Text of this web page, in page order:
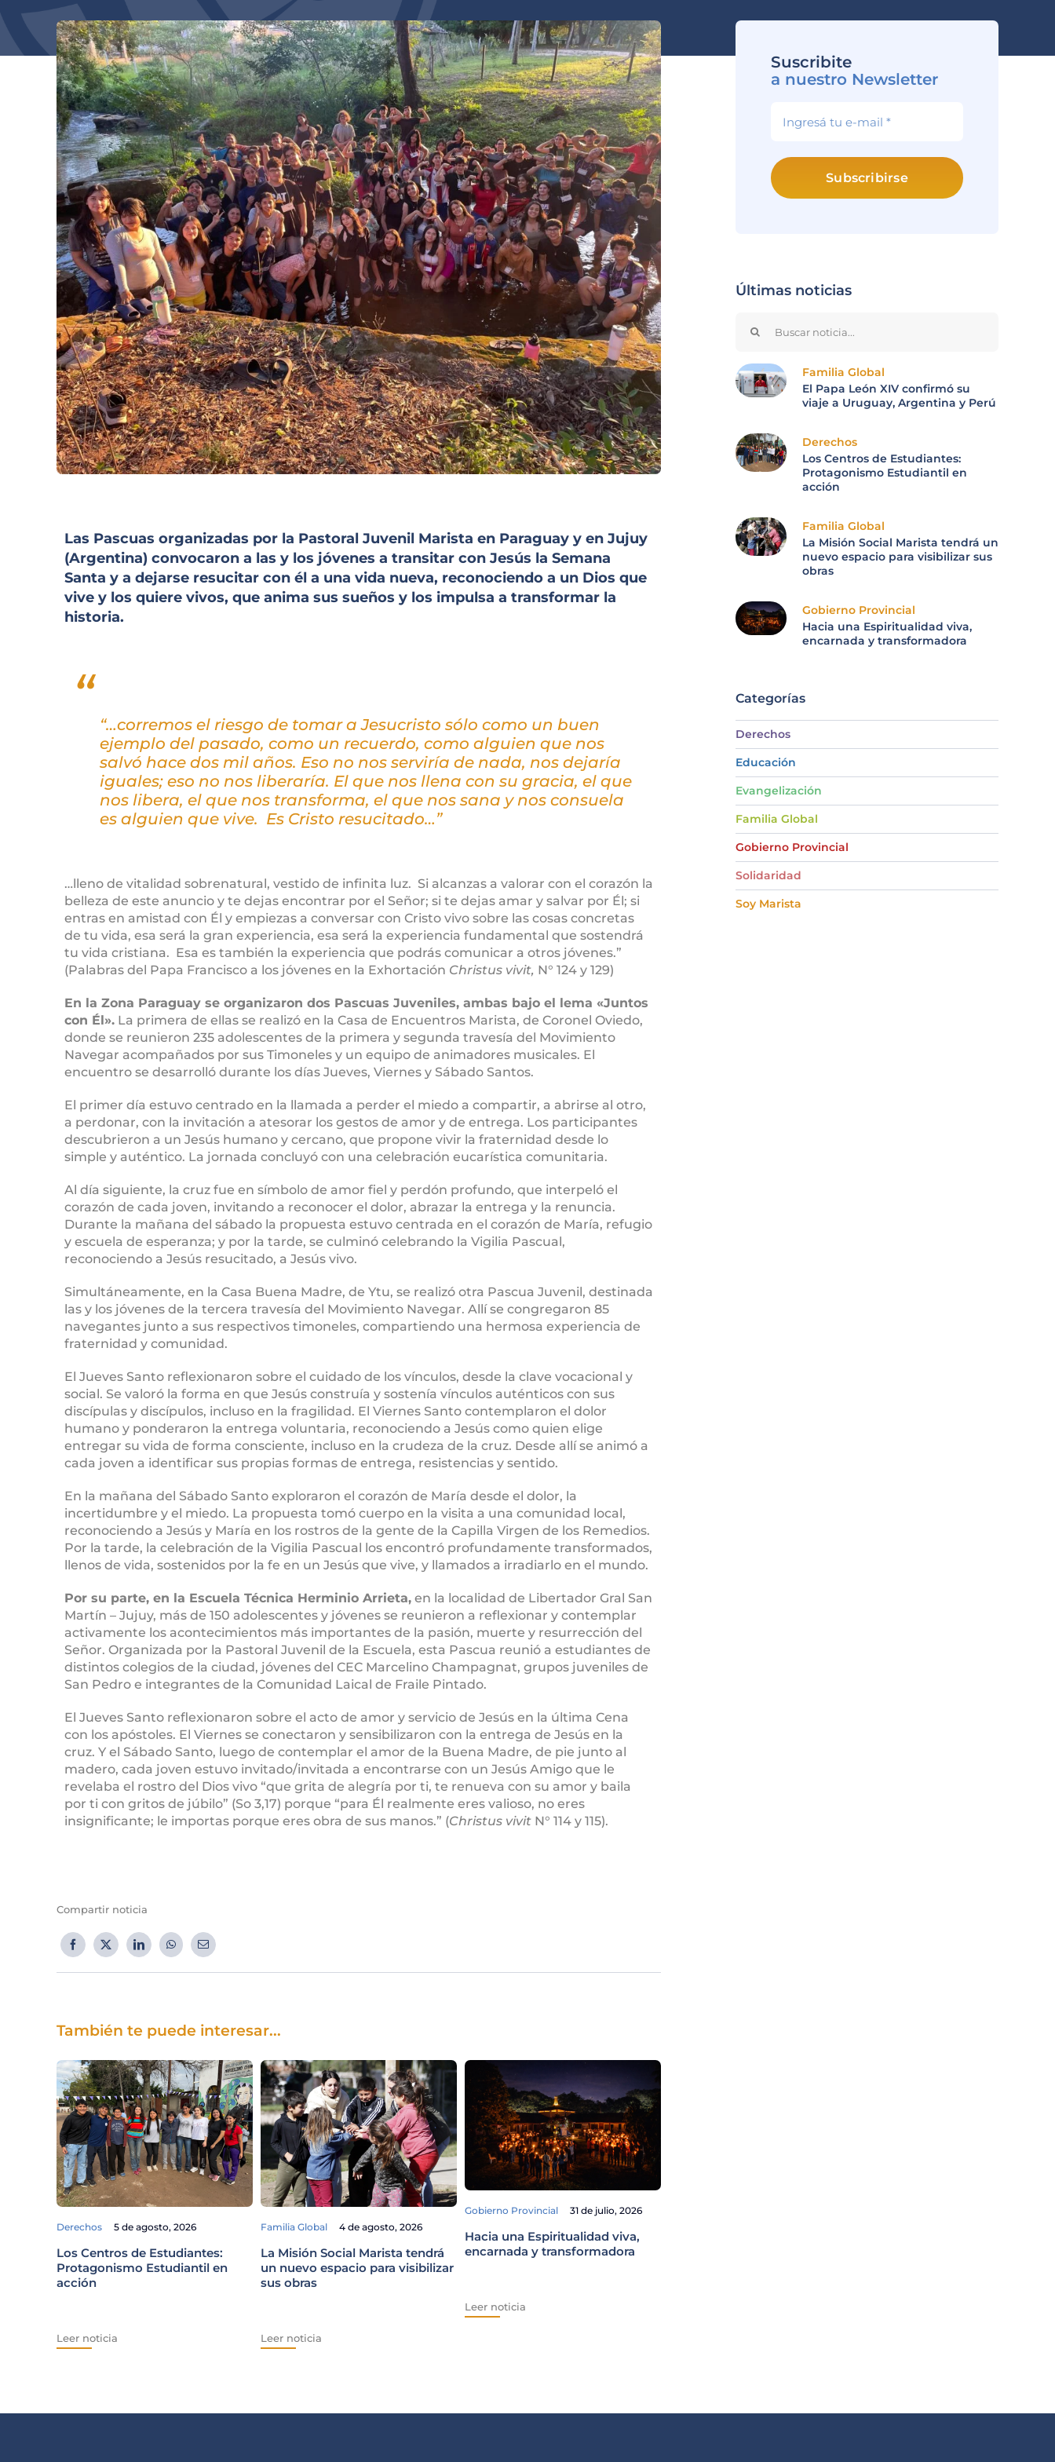
Las Pascuas organizadas por la Pastoral Juvenil Marista en Paraguay y en Jujuy
(Argentina) convocaron a las y los jóvenes a transitar con Jesús la Semana
Santa y a dejarse resucitar con él a una vida nueva, reconociendo a un Dios que
vive y los quiere vivos, que anima sus sueños y los impulsa a transformar la
historia.
“…corremos el riesgo de tomar a Jesucristo sólo como un buen
ejemplo del pasado, como un recuerdo, como alguien que nos
salvó hace dos mil años. Eso no nos serviría de nada, nos dejaría
iguales; eso no nos liberaría. El que nos llena con su gracia, el que
nos libera, el que nos transforma, el que nos sana y nos consuela
es alguien que vive. Es Cristo resucitado…”
…lleno de vitalidad sobrenatural, vestido de infinita luz. Si alcanzas a valorar con el corazón la
belleza de este anuncio y te dejas encontrar por el Señor; si te dejas amar y salvar por Él; si
entras en amistad con Él y empiezas a conversar con Cristo vivo sobre las cosas concretas
de tu vida, esa será la gran experiencia, esa será la experiencia fundamental que sostendrá
tu vida cristiana. Esa es también la experiencia que podrás comunicar a otros jóvenes.”
(Palabras del Papa Francisco a los jóvenes en la Exhortación Christus vivit, N° 124 y 129)
En la Zona Paraguay se organizaron dos Pascuas Juveniles, ambas bajo el lema «Juntos
con Él». La primera de ellas se realizó en la Casa de Encuentros Marista, de Coronel Oviedo,
donde se reunieron 235 adolescentes de la primera y segunda travesía del Movimiento
Navegar acompañados por sus Timoneles y un equipo de animadores musicales. El
encuentro se desarrolló durante los días Jueves, Viernes y Sábado Santos.
El primer día estuvo centrado en la llamada a perder el miedo a compartir, a abrirse al otro,
a perdonar, con la invitación a atesorar los gestos de amor y de entrega. Los participantes
descubrieron a un Jesús humano y cercano, que propone vivir la fraternidad desde lo
simple y auténtico. La jornada concluyó con una celebración eucarística comunitaria.
Al día siguiente, la cruz fue en símbolo de amor fiel y perdón profundo, que interpeló el
corazón de cada joven, invitando a reconocer el dolor, abrazar la entrega y la renuncia.
Durante la mañana del sábado la propuesta estuvo centrada en el corazón de María, refugio
y escuela de esperanza; y por la tarde, se culminó celebrando la Vigilia Pascual,
reconociendo a Jesús resucitado, a Jesús vivo.
Simultáneamente, en la Casa Buena Madre, de Ytu, se realizó otra Pascua Juvenil, destinada
las y los jóvenes de la tercera travesía del Movimiento Navegar. Allí se congregaron 85
navegantes junto a sus respectivos timoneles, compartiendo una hermosa experiencia de
fraternidad y comunidad.
El Jueves Santo reflexionaron sobre el cuidado de los vínculos, desde la clave vocacional y
social. Se valoró la forma en que Jesús construía y sostenía vínculos auténticos con sus
discípulas y discípulos, incluso en la fragilidad. El Viernes Santo contemplaron el dolor
humano y ponderaron la entrega voluntaria, reconociendo a Jesús como quien elige
entregar su vida de forma consciente, incluso en la crudeza de la cruz. Desde allí se animó a
cada joven a identificar sus propias formas de entrega, resistencias y sentido.
En la mañana del Sábado Santo exploraron el corazón de María desde el dolor, la
incertidumbre y el miedo. La propuesta tomó cuerpo en la visita a una comunidad local,
reconociendo a Jesús y María en los rostros de la gente de la Capilla Virgen de los Remedios.
Por la tarde, la celebración de la Vigilia Pascual los encontró profundamente transformados,
llenos de vida, sostenidos por la fe en un Jesús que vive, y llamados a irradiarlo en el mundo.
Por su parte, en la Escuela Técnica Herminio Arrieta, en la localidad de Libertador Gral San
Martín – Jujuy, más de 150 adolescentes y jóvenes se reunieron a reflexionar y contemplar
activamente los acontecimientos más importantes de la pasión, muerte y resurrección del
Señor. Organizada por la Pastoral Juvenil de la Escuela, esta Pascua reunió a estudiantes de
distintos colegios de la ciudad, jóvenes del CEC Marcelino Champagnat, grupos juveniles de
San Pedro e integrantes de la Comunidad Laical de Fraile Pintado.
El Jueves Santo reflexionaron sobre el acto de amor y servicio de Jesús en la última Cena
con los apóstoles. El Viernes se conectaron y sensibilizaron con la entrega de Jesús en la
cruz. Y el Sábado Santo, luego de contemplar el amor de la Buena Madre, de pie junto al
madero, cada joven estuvo invitado/invitada a encontrarse con un Jesús Amigo que le
revelaba el rostro del Dios vivo “que grita de alegría por ti, te renueva con su amor y baila
por ti con gritos de júbilo” (So 3,17) porque “para Él realmente eres valioso, no eres
insignificante; le importas porque eres obra de sus manos.” (Christus vivit N° 114 y 115).
Compartir noticia
También te puede interesar...
Derechos 5 de agosto, 2026
Los Centros de Estudiantes:
Protagonismo Estudiantil en
acción
Leer noticia
Familia Global 4 de agosto, 2026
La Misión Social Marista tendrá
un nuevo espacio para visibilizar
sus obras
Leer noticia
Gobierno Provincial 31 de julio, 2026
Hacia una Espiritualidad viva,
encarnada y transformadora
Leer noticia
Suscribite
a nuestro Newsletter
Subscribirse
Últimas noticias
Familia Global
El Papa León XIV confirmó su
viaje a Uruguay, Argentina y Perú
Derechos
Los Centros de Estudiantes:
Protagonismo Estudiantil en
acción
Familia Global
La Misión Social Marista tendrá un
nuevo espacio para visibilizar sus
obras
Gobierno Provincial
Hacia una Espiritualidad viva,
encarnada y transformadora
Categorías
Derechos
Educación
Evangelización
Familia Global
Gobierno Provincial
Solidaridad
Soy Marista